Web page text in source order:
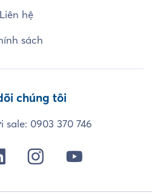
Liên hệ
sách
chúng tôi
sale: 0903 370 746